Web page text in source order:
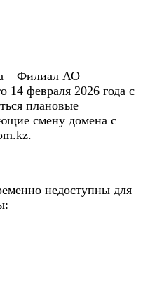
– Филиал АО
14 февраля 2026 года с
плановые
смену домена с
недоступны для